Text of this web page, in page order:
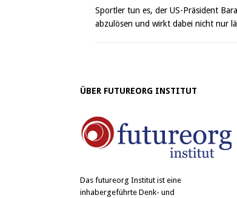
Sportler tun es, der US-Präsident
abzulösen und wirkt dabei nicht nur
ÜBER FUTUREORG INSTITUT
Das futureorg Institut ist eine
inhabergeführte Denk- und